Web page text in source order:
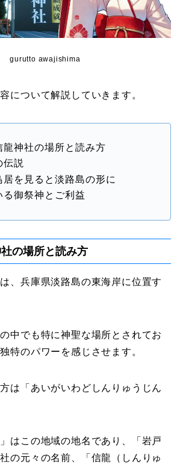
gurutto awajishima
について解説していきます。
龍神社の場所と読み方
伝説
居を見ると淡路島の形に
る御祭神とご利益
の場所と読み方
、兵庫県淡路島の東海岸に位置す
中でも特に神聖な場所とされてお
特のパワーを感じさせます。
は「あいがいわどしんりゅうじん
はこの地域の地名であり、「岩戸
の元々の名前、「信龍（しんりゅ